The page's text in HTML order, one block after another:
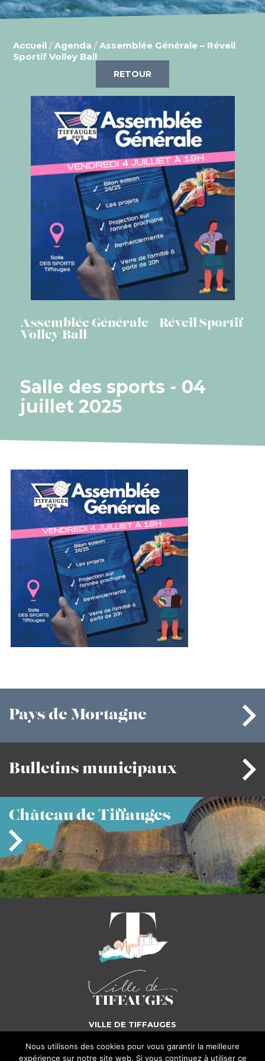
Accueil /Agenda /Assemblée Générale – Réveil
Sportif Volley Ball
RETOUR
Assemblée Générale – Réveil Sportif
Volley Ball
Salle des sports - 04
juillet 2025
Pays de Mortagne
Bulletins municipaux
Châteaude Tiffauges
VILLE DE TIFFAUGES
5, place Gilles de Rais - 85130 TIFFAUGES
Tél. : 02 51 65 72 25
Nous utilisons des cookies pour vous garantir la meilleure
expérience sur notre site web. Si vous continuez à utiliser ce